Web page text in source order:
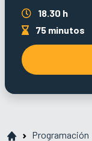
18.30 h
75 minutos
Programación